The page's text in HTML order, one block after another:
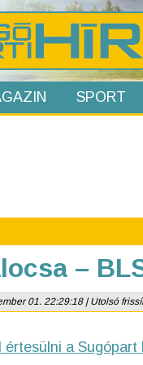
SPORT
–
01. 22:29:18 | Utolsó
értesülni a